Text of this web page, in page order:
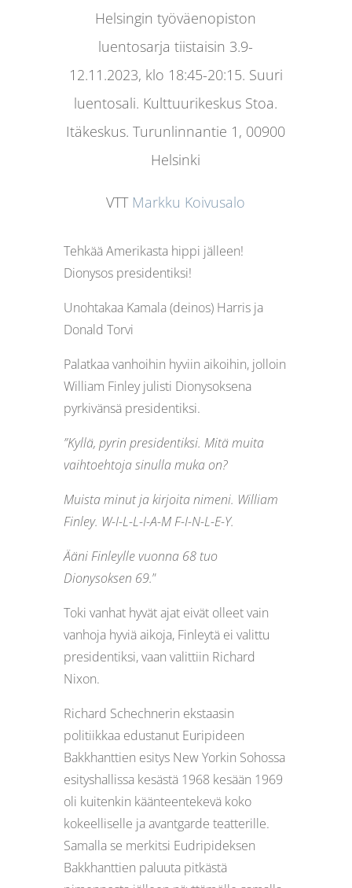
Helsingin työväenopiston
luentosarja tiistaisin 3.9-
12.11.2023, klo 18:45-20:15. Suuri
luentosali. Kulttuurikeskus Stoa.
Itäkeskus.Turunlinnantie 1, 00900
Helsinki
VTT Markku Koivusalo
Tehkää Amerikasta hippi jälleen!
Dionysos presidentiksi!
Unohtakaa Kamala (deinos) Harris ja
Donald Torvi
Palatkaa vanhoihin hyviin aikoihin, jolloin
William Finley julisti Dionysoksena
pyrkivänsä presidentiksi.
”Kyllä, pyrin presidentiksi. Mitä muita
vaihtoehtoja sinulla muka on?
Muista minut ja kirjoita nimeni. William
Finley. W-I-L-L-I-A-M F-I-N-L-E-Y.
Ääni Finleylle vuonna 68 tuo
Dionysoksen 69.”
Toki vanhat hyvät ajat eivät olleet vain
vanhoja hyviä aikoja, Finleytä ei valittu
presidentiksi, vaan valittiin Richard
Nixon.
Richard Schechnerin ekstaasin
politiikkaa edustanut Euripideen
Bakkhanttien esitys New Yorkin Sohossa
esityshallissa kesästä 1968 kesään 1969
oli kuitenkin käänteentekevä koko
kokeelliselle ja avantgarde teatterille.
Samalla se merkitsi Eudripideksen
Bakkhanttien paluuta pitkästä